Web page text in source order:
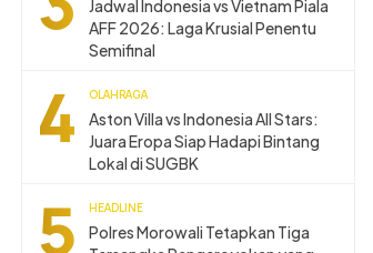
Jadwal Indonesia vs Vietnam Piala
AFF 2026: Laga Krusial Penentu
Semifinal
4 OLAHRAGA
Aston Villa vs Indonesia All Stars:
Juara Eropa Siap Hadapi Bintang
Lokal di SUGBK
5 HEADLINE
Polres Morowali Tetapkan Tiga